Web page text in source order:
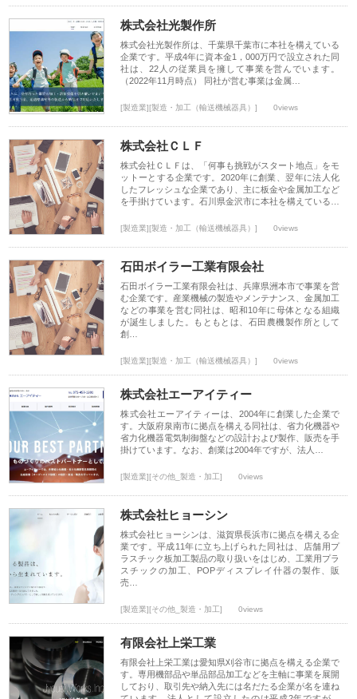
株式会社光製作所
株式会社光製作所は、千葉県千葉市に本社を構えている
企業です。平成4年に資本金1，000万円で設立された同
社は、22人の従業員を擁して事業を営んでいます。
（2022年11月時点） 同社が営む事業は金属…
[製造業][製造・加工（輸送機械器具）] 0views
株式会社ＣＬＦ
株式会社ＣＬＦは、「何事も挑戦がスタート地点」をモ
ットーとする企業です。2020年に創業、翌年に法人化
したフレッシュな企業であり、主に板金や金属加工など
を手掛けています。石川県金沢市に本社を構えている…
[製造業][製造・加工（輸送機械器具）] 0views
石田ボイラー工業有限会社
石田ボイラー工業有限会社は、兵庫県洲本市で事業を営
む企業です。産業機械の製造やメンテナンス、金属加工
などの事業を営む同社は、昭和10年に母体となる組織
が誕生しました。もともとは、石田農機製作所として
創…
[製造業][製造・加工（輸送機械器具）] 0views
株式会社エーアイティー
株式会社エーアイティーは、2004年に創業した企業で
す。大阪府泉南市に拠点を構える同社は、省力化機器や
省力化機器電気制御盤などの設計および製作、販売を手
掛けています。なお、創業は2004年ですが、法人…
[製造業][その他_製造・加工] 0views
株式会社ヒョーシン
株式会社ヒョーシンは、滋賀県長浜市に拠点を構える企
業です。平成11年に立ち上げられた同社は、店舗用プ
ラスチック板加工製品の取り扱いをはじめ、工業用プラ
スチックの加工、POPディスプレイ什器の製作、販
売…
[製造業][その他_製造・加工] 0views
有限会社上栄工業
有限会社上栄工業は愛知県刈谷市に拠点を構える企業で
す。専用機部品や単品部品加工などを主軸に事業を展開
しており、取引先や納入先には名だたる企業が名を連ね